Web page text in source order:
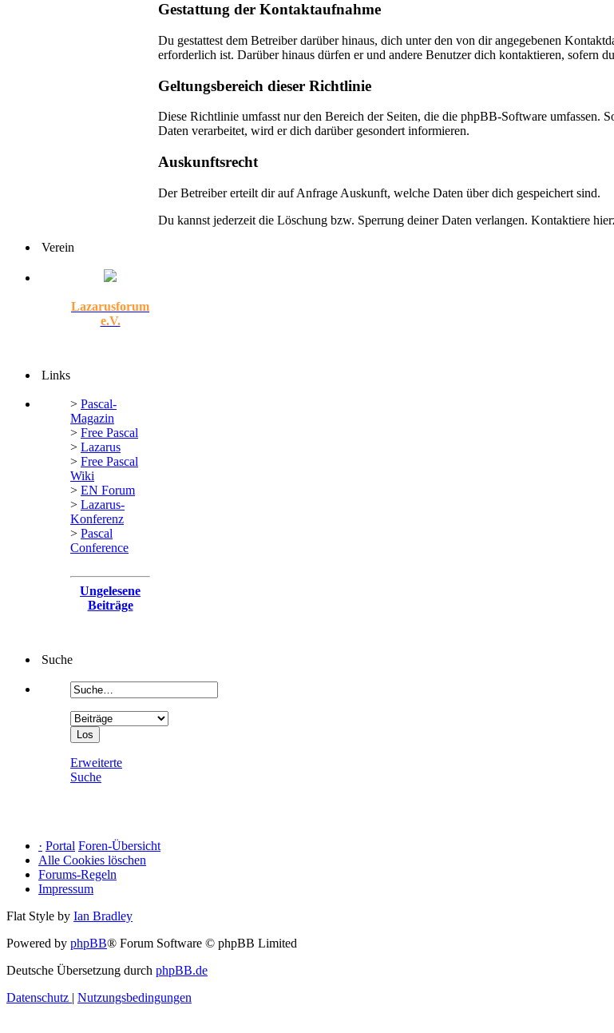
Gestattung der Kontaktaufnahme
Du gestattest dem Betreiber darüber hinaus, dich unter den von dir angegebenen
erforderlich ist. Darüber hinaus dürfen er und andere Benutzer dich kontaktieren, sofern
Geltungsbereich dieser Richtlinie
Diese Richtlinie umfasst nur den Bereich der Seiten, die die phpBB-Software umfassen.
Daten verarbeitet, wird er dich darüber gesondert informieren.
Auskunftsrecht
Der Betreiber erteilt dir auf Anfrage Auskunft, welche Daten über dich gespeichert sind.
Du kannst jederzeit die Löschung bzw. Sperrung deiner Daten verlangen. Kontaktiere
Verein
Lazarusforum
e.V.
Links
> Pascal-
Magazin
> Free Pascal
> Lazarus
> Free Pascal
Wiki
> EN Forum
> Lazarus-
Konferenz
> Pascal
Conference
Ungelesene
Beiträge
Suche
Erweiterte
Suche
· Portal Foren-Übersicht
Alle Cookies löschen
Forums-Regeln
Impressum
Flat Style by Ian Bradley
Powered by phpBB® Forum Software © phpBB Limited
Deutsche Übersetzung durch phpBB.de
Datenschutz | Nutzungsbedingungen